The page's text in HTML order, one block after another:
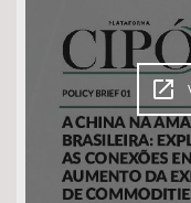
Área Protegida